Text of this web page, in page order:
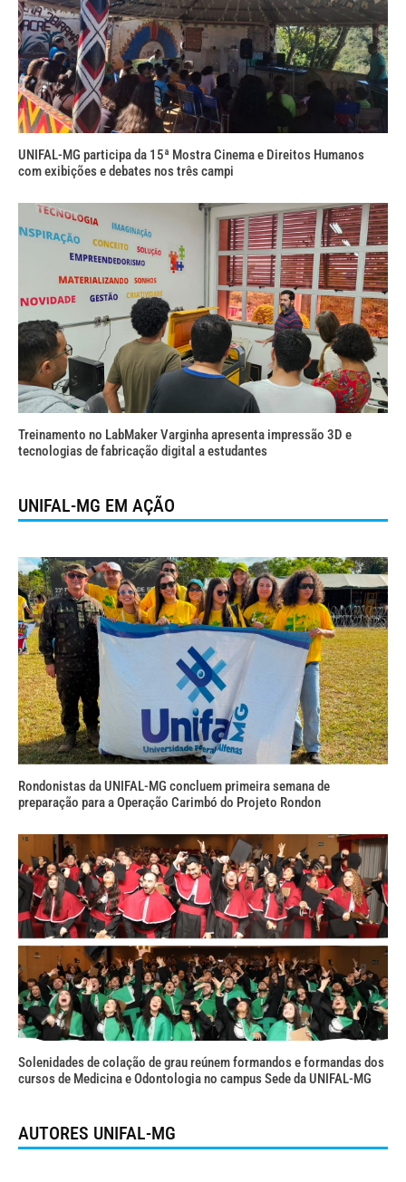
UNIFAL-MG participa da 15ª Mostra Cinema e Direitos Humanos
com exibições e debates nos três campi
Treinamento no LabMaker Varginha apresenta impressão 3D e
tecnologias de fabricação digital a estudantes
UNIFAL-MG EM AÇÃO
Rondonistas da UNIFAL-MG concluem primeira semana de
preparação para a Operação Carimbó do Projeto Rondon
Solenidades de colação de grau reúnem formandos e formandas dos
cursos de Medicina e Odontologia no campus Sede da UNIFAL-MG
AUTORES UNIFAL-MG